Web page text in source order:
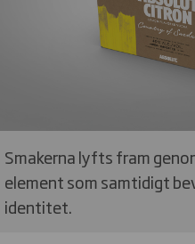
Smakerna lyfts fram
element som samtidigt
identitet.